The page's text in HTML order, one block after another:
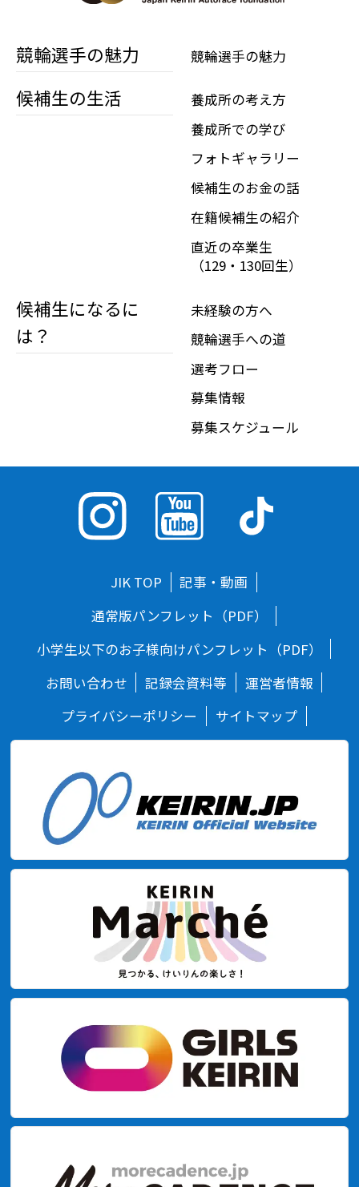
競輪選手の魅力 競輪選手の魅力
候補生の生活
養成所の考え方
養成所での学び
フォトギャラリー
候補生のお金の話
在籍候補生の紹介
直近の卒業生
（129・130回生）
候補生になるに
は？
未経験の方へ
競輪選手への道
選考フロー
募集情報
募集スケジュール
JIK TOP
記事・動画
通常版パンフレット（PDF）
小学生以下のお子様向けパンフレット（PDF）
お問い合わせ
記録会資料等
運営者情報
プライバシーポリシー
サイトマップ